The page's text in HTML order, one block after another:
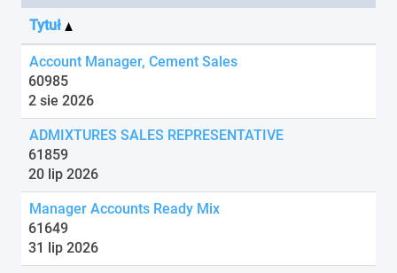
Tytuł
Account Manager, Cement Sales
60985
2 sie 2026
ADMIXTURES SALES REPRESENTATIVE
61859
20 lip 2026
Manager Accounts Ready Mix
61649
31 lip 2026